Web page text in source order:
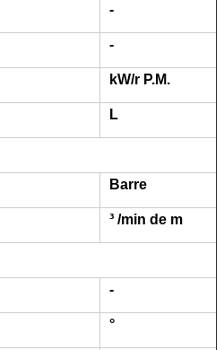
-
-
kW/r P.M.
L
Barre
³ /min de m
-
°